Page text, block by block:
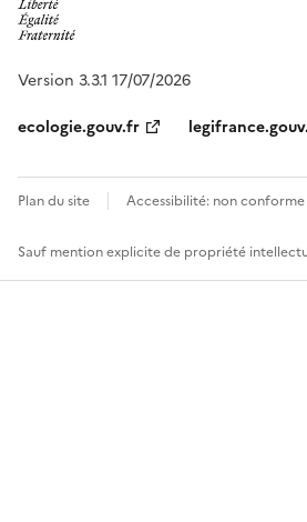
Version 3.3.1 17/07/2026
ecologie.gouv.fr
Plan du site Accessibilité: non conforme
Sauf mention explicite de propriété